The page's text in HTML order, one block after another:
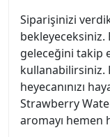
Siparişinizi
geleceğini takip
kullanabilirsiniz.
heyecanınızı
Strawberry
aromayı hemen